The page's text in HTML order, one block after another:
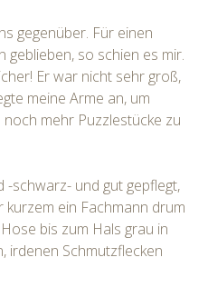
gegenüber. Für einen
so schien es mir.
Er war nicht sehr groß,
meine Arme an, um
mehr Puzzlestücke zu
-schwarz- und gut gepflegt,
ein Fachmann drum
bis zum Hals grau in
irdenen Schmutzflecken